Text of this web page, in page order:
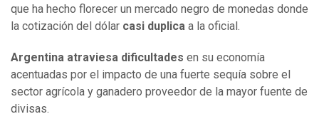
que ha hecho florecer un mercado negro de monedas donde
la cotización del dólar casi duplica a la oficial.
Argentina atraviesa dificultades en su economía
acentuadas por el impacto de una fuerte sequía sobre el
sector agrícola y ganadero proveedor de la mayor fuente de
divisas.